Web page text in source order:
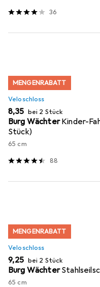
36
MENGENRABATT
Veloschloss
EUR
8,35 bei 2 Stück
Burg Wächter Kinder-
Stück)
65 cm
88
MENGENRABATT
Veloschloss
EUR
9,25 bei 2 Stück
Burg Wächter
65 cm